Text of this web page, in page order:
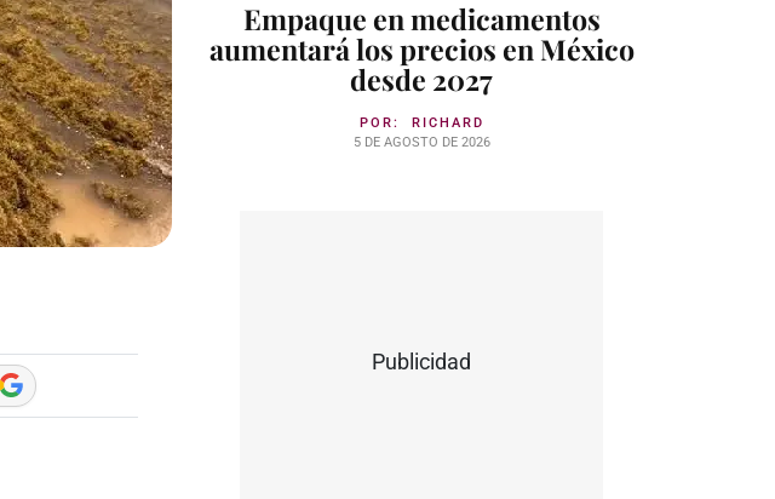
Empaque en medicamentos
aumentará los precios en México
desde 2027
POR: RICHARD
5 DE AGOSTO DE 2026
Publicidad